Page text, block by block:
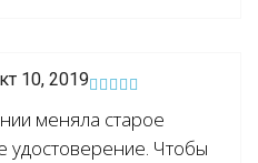
10, 2019
меняла старое
удостоверение. Чтобы